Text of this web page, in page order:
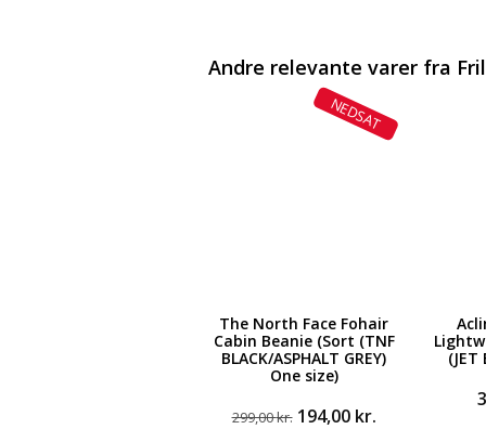
Andre relevante varer fra
NEDSAT
The North Face Fohair
Cabin Beanie (Sort (TNF
BLACK/ASPHALT GREY)
One size)
299,00kr. Den
194,00 kr.Den
(JET